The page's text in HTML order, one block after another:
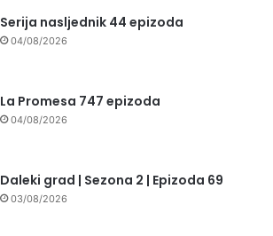
Serija nasljednik 44 epizoda
04/08/2026
La Promesa 747 epizoda
04/08/2026
Daleki grad | Sezona 2 | Epizoda 69
03/08/2026